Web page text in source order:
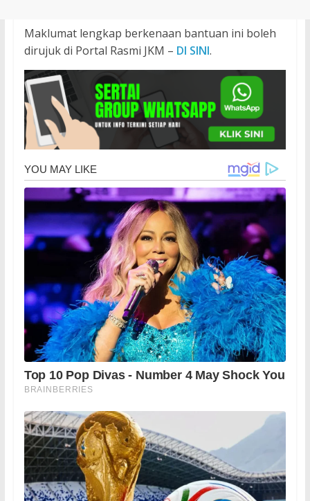
Maklumat lengkap berkenaan bantuan ini boleh
dirujuk di Portal Rasmi JKM – DI SINI.